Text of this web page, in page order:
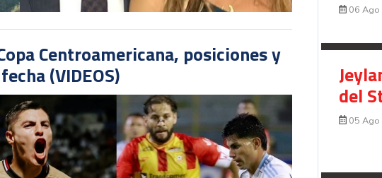
Centroamericana, posiciones y
(VIDEOS)
06
del
05